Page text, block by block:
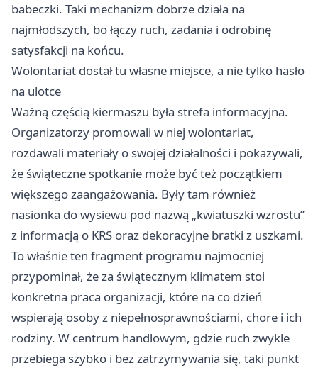
babeczki. Taki mechanizm dobrze działa na
najmłodszych, bo łączy ruch, zadania i odrobinę
satysfakcji na końcu.
Wolontariat dostał tu własne miejsce, a nie tylko hasło
na ulotce
Ważną częścią kiermaszu była strefa informacyjna.
Organizatorzy promowali w niej wolontariat,
rozdawali materiały o swojej działalności i pokazywali,
że świąteczne spotkanie może być też początkiem
większego zaangażowania. Były tam również
nasionka do wysiewu pod nazwą „kwiatuszki wzrostu”
z informacją o KRS oraz dekoracyjne bratki z uszkami.
To właśnie ten fragment programu najmocniej
przypominał, że za świątecznym klimatem stoi
konkretna praca organizacji, które na co dzień
wspierają osoby z niepełnosprawnościami, chore i ich
rodziny. W centrum handlowym, gdzie ruch zwykle
przebiega szybko i bez zatrzymywania się, taki punkt